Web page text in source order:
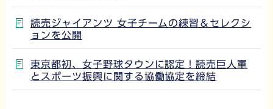
読売ジャイアンツ 女子チームの練習＆セレクシ
ョンを公開
東京都初、女子野球タウンに認定！読売巨人軍
とスポーツ振興に関する協働協定を締結